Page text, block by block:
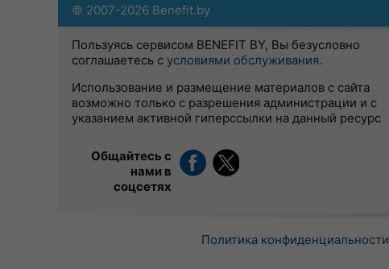
© 2007-2026 Benefit.by
Пользуясь сервисом BENEFIT BY, Вы безусловно
соглашаетесь с условиями обслуживания.
Использование и размещение материалов с сайта
возможно только с разрешения администрации и с
указанием активной гиперссылки на данный ресурс
Общайтесь с
нами в
соцсетях
Политика конфиденциальности